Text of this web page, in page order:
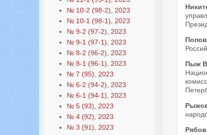
№ 10-2 (98-2), 2023
№ 10-1 (98-1), 2023
№ 9-2 (97-2), 2023
№ 9-1 (97-1), 2023
№ 8-2 (96-2), 2023
№ 8-1 (96-1), 2023
№ 7 (95), 2023
№ 6-2 (94-2), 2023
№ 6-1 (94-1), 2023
№ 5 (93), 2023
№ 4 (92), 2023
№ 3 (91), 2023
Пыж